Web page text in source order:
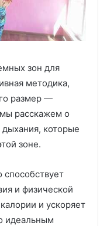
зон для
методика,
размер —
расскажем о
которые
зоне.
и физической
и ускоряет
идеальным